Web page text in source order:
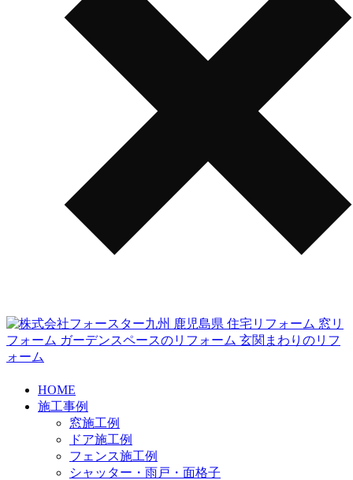
HOME
施工事例
窓施工例
ドア施工例
フェンス施工例
シャッター・雨戸・面格子